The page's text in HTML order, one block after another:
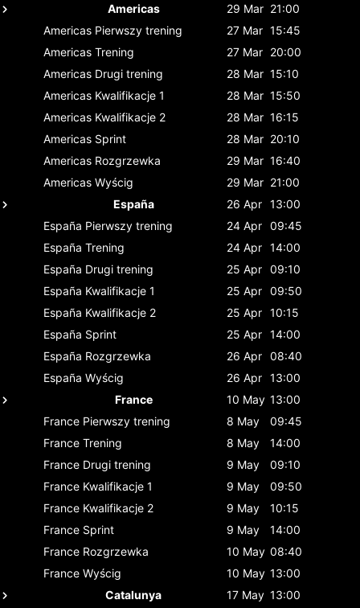
Americas
29 Mar 21:00
Americas Pierwszy trening 27 Mar 15:45
Americas Trening 27 Mar 20:00
Americas Drugi trening 28 Mar 15:10
Americas Kwalifikacje 1 28 Mar 15:50
Americas Kwalifikacje 2 28 Mar 16:15
Americas Sprint 28 Mar 20:10
Americas Rozgrzewka 29 Mar 16:40
Americas Wyścig 29 Mar 21:00
España
26 Apr 13:00
España Pierwszy trening 24 Apr 09:45
España Trening 24 Apr 14:00
España Drugi trening 25 Apr 09:10
España Kwalifikacje 1 25 Apr 09:50
España Kwalifikacje 2 25 Apr 10:15
España Sprint 25 Apr 14:00
España Rozgrzewka 26 Apr 08:40
España Wyścig 26 Apr 13:00
France
10 May 13:00
France Pierwszy trening 8 May
09:45
France Trening 8 May
14:00
France Drugi trening 9 May
09:10
France Kwalifikacje 1 9 May
09:50
France Kwalifikacje 2 9 May
10:15
France Sprint 9 May
14:00
France Rozgrzewka 10 May 08:40
France Wyścig 10 May 13:00
Catalunya
17 May 13:00